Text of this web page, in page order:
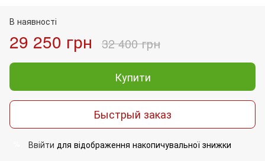
В наявності
29 250 грн 32 400 грн
Купити
Быстрый заказ
Ввійти для відображення накопичувальної знижки